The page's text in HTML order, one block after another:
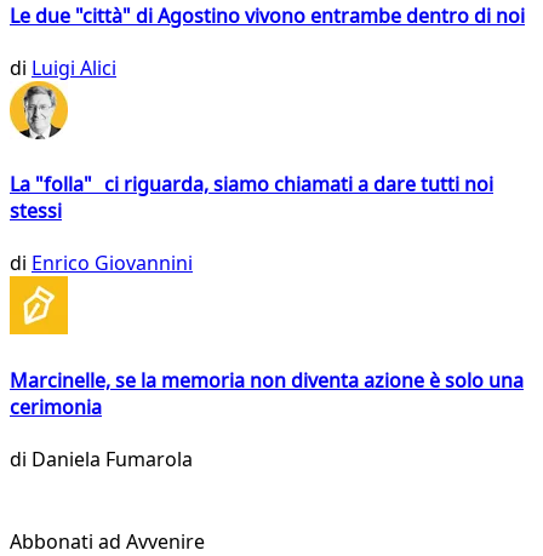
Le due "città" di Agostino vivono entrambe dentro di noi
di Luigi Alici
La "folla" ci riguarda, siamo chiamati a dare tutti noi
stessi
di Enrico Giovannini
Marcinelle, se la memoria non diventa azione è solo una
cerimonia
di Daniela Fumarola
Abbonati ad Avvenire